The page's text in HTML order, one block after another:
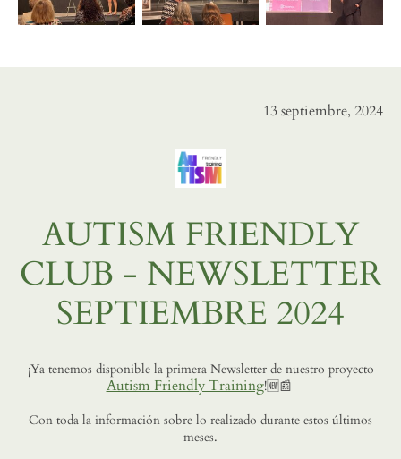
13 septiembre, 2024
AUTISM FRIENDLY
CLUB - NEWSLETTER
SEPTIEMBRE 2024
¡Ya tenemos disponible la primera Newsletter de nuestro proyecto
Autism Friendly Training!🆕📰
Con toda la información sobre lo realizado durante estos últimos
meses.